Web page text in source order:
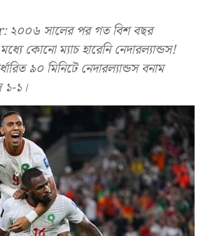
সালের পর গত বিশ বছর
কোনো ম্যাচ হারেনি নেদারল্যান্ডস!
৯০ মিনিটে নেদারল্যান্ডস বনাম
১-১।